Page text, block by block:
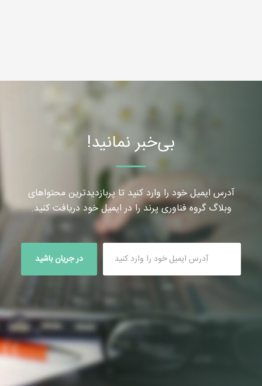
بی‌خبر نمانید!
آدرس ایمیل خود را وارد کنید تا پربازدیدترین محتواهای
وبلاگ گروه فناوری پرند را در ایمیل خود دریافت کنید.
در جریان باشید